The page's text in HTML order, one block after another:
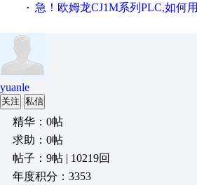
· 急！欧姆龙CJ1M系列PLC,如何用时间控制变频器。要求时间在组态王中可以自由输入！拜托各位大神了！
yuanle
关注 私信
精华：0帖
求助：0帖
帖子：9帖 | 10219回
年度积分：3353